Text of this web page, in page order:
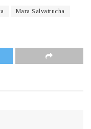
Mara Salvatrucha